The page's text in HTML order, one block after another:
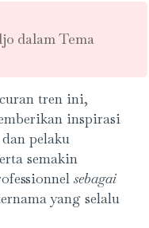
dalam Tema
tren ini,
inspirasi
pelaku
semakin
sebagai
yang selalu